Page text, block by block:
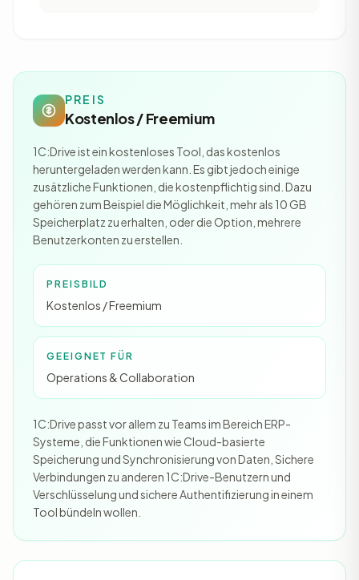
PREIS
Kostenlos / Freemium
1C:Drive ist ein kostenloses Tool, das kostenlos
heruntergeladen werden kann. Es gibt jedoch einige
zusätzliche Funktionen, die kostenpflichtig sind. Dazu
gehören zum Beispiel die Möglichkeit, mehr als 10 GB
Speicherplatz zu erhalten, oder die Option, mehrere
Benutzerkonten zu erstellen.
PREISBILD
Kostenlos / Freemium
GEEIGNET FÜR
Operations & Collaboration
1C:Drive passt vor allem zu Teams im Bereich ERP-
Systeme, die Funktionen wie Cloud-basierte
Speicherung und Synchronisierung von Daten, Sichere
Verbindungen zu anderen 1C:Drive-Benutzern und
Verschlüsselung und sichere Authentifizierung in einem
Tool bündeln wollen.